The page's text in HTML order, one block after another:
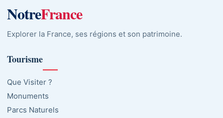
NotreFrance
Explorer la France, ses régions et son patrimoine.
Tourisme
Que Visiter ?
Monuments
Parcs Naturels